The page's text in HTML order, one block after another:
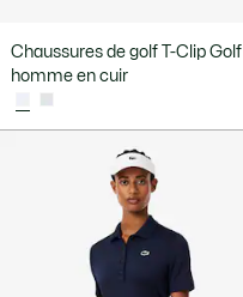
Chaussures de golf T-Clip Golf
homme en cuir